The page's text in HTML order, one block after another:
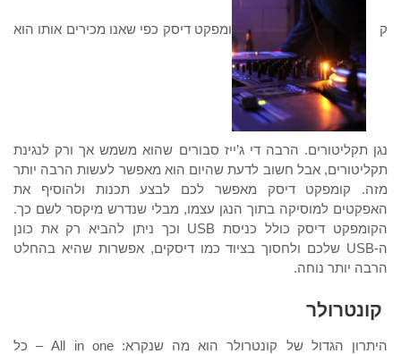
ק ומפקט דיסק כפי שאנו מכירים אותו הוא
נגן תקליטורים. הרבה די ג’ייז סבורים שהוא משמש אך ורק לנגינת
תקליטורים, אבל חשוב לדעת שהיום הוא מאפשר לעשות הרבה יותר
מזה. קומפקט דיסק מאפשר לכם לבצע תכנות ולהוסיף את
האפקטים למוסיקה בתוך הנגן עצמו, מבלי שנדרש מיקסר לשם כך.
הקומפקט דיסק כולל כניסת USB וכך ניתן להביא רק את כונן
ה-USB שלכם ולחסוך בציוד כמו דיסקים, אפשרות שהיא בהחלט
הרבה יותר נוחה.
קונטרולר
היתרון הגדול של קונטרולר הוא מה שנקרא:All in one – כל